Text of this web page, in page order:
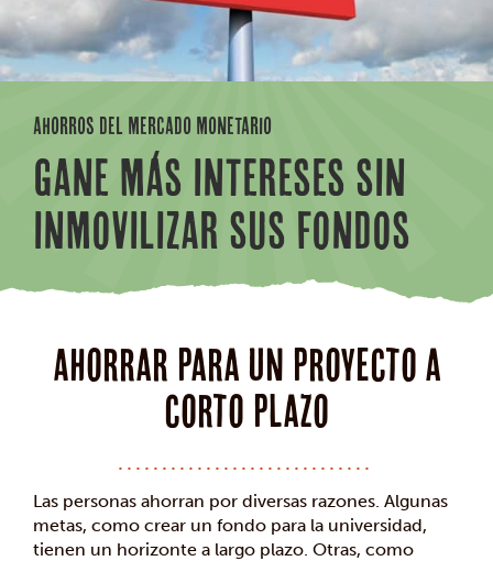
AHORROS DEL MERCADO MONETARIO
GANE MÁS INTERESES SIN
INMOVILIZAR SUS FONDOS
Ahorrar para un proyecto a
corto plazo
Las personas ahorran por diversas razones. Algunas
metas, como crear un fondo para la universidad,
tienen un horizonte a largo plazo. Otras, como